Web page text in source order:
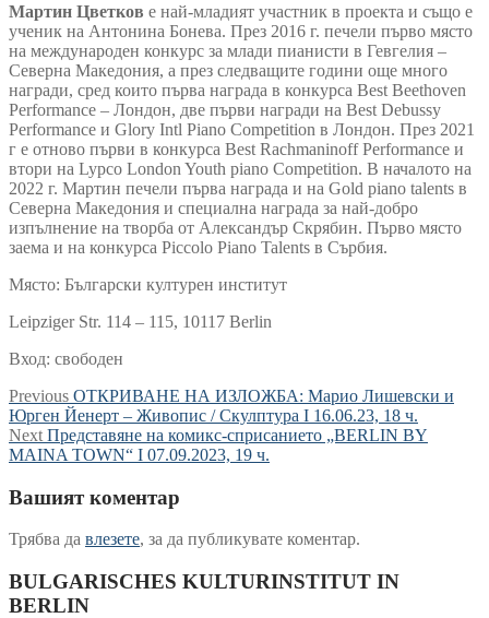
Мартин Цветков е най-младият участник в проекта и също е
ученик на Антонина Бонева. През 2016 г. печели първо място
на международен конкурс за млади пианисти в Гевгелия –
Северна Македония, а през следващите години още много
награди, сред които първа награда в конкурса Best Beethoven
Performance – Лондон, две първи награди на Best Debussy
Performance и Glory Intl Piano Competition в Лондон. През 2021
г е отново първи в конкурса Best Rachmaninoff Performance и
втори на Lypco London Youth piano Competition. В началото на
2022 г. Мартин печели първа награда и на Gold piano talents в
Северна Македония и специална награда за най-добро
изпълнение на творба от Александър Скрябин. Първо място
заема и на конкурса Piccolo Piano Talents в Сърбия.
Място: Български културен институт
Leipziger Str. 114 – 115, 10117 Berlin
Вход: свободен
Навигация
Previous Previous
post:
ОТКРИВАНЕ НА ИЗЛОЖБА: Марио Лишевски и
Юрген Йенерт – Живопис / Скулптура I 16.06.23, 18 ч.
Next Next
post:
Представяне на комикс-сприсанието „BERLIN BY
MAINA TOWN“ I 07.09.2023, 19 ч.
Вашият коментар
Трябва да влезете, за да публикувате коментар.
BULGARISCHES KULTURINSTITUT IN
BERLIN